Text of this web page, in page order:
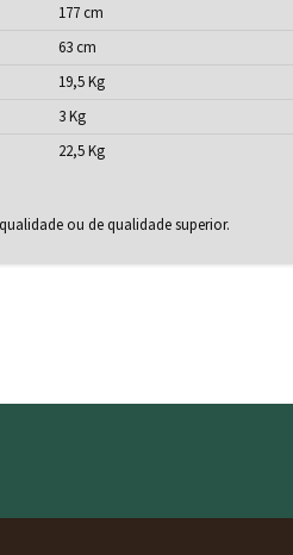
177 cm
63 cm
19,5 Kg
3 Kg
22,5 Kg
ou de qualidade superior.